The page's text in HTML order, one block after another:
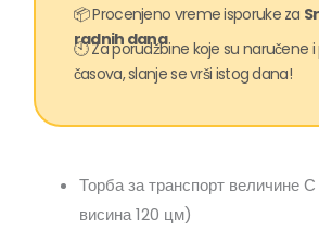
📦 Procenjeno vreme isporuke za
radnih dana
🕙 Za porudžbine koje su naručene i
časova, slanje se vrši istog dana!
Торба за транспорт величине
висина 120 цм)